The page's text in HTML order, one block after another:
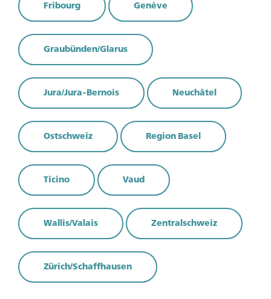
Fribourg Genève
Graubünden/Glarus
Jura/Jura-Bernois Neuchâtel
Ostschweiz Region Basel
Ticino Vaud
Wallis/Valais Zentralschweiz
Zürich/Schaffhausen
Werden sie Mitglied um Zugriff auf exklusive Inhalte
zu erhalten.
Zu den Vorteilen
Sie sind bereits Mitglied?
Melden Sie sich an um Zugriff auf exklusive Inhalte